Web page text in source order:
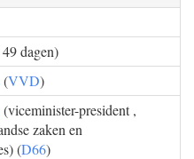
dagen)
(VVD)
(viceminister-president ,
zaken en
(D66)